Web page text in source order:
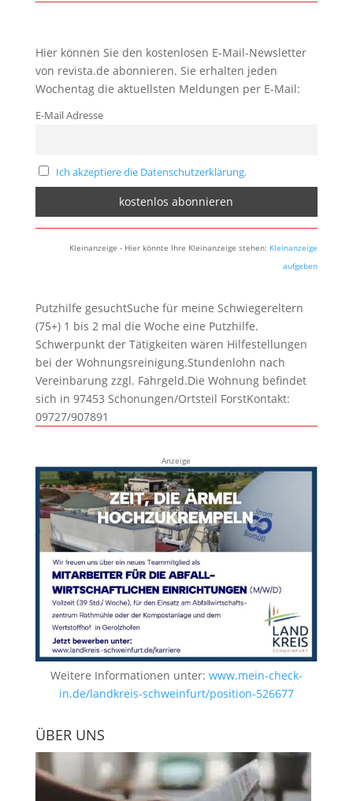
Hier können Sie den kostenlosen E-Mail-Newsletter
von revista.de abonnieren. Sie erhalten jeden
Wochentag die aktuellsten Meldungen per E-Mail:
E-Mail Adresse
Ich akzeptiere die Datenschutzerklärung.
Kleinanzeige - Hier könnte Ihre Kleinanzeige stehen: Kleinanzeige
aufgeben
Putzhilfe gesuchtSuche für meine Schwiegereltern
(75+) 1 bis 2 mal die Woche eine Putzhilfe.
Schwerpunkt der Tätigkeiten wären Hilfestellungen
bei der Wohnungsreinigung.Stundenlohn nach
Vereinbarung zzgl. Fahrgeld.Die Wohnung befindet
sich in 97453 Schonungen/Ortsteil ForstKontakt:
09727/907891
Anzeige
Weitere Informationen unter: www.mein-check-
in.de/landkreis-schweinfurt/position-526677
ÜBER UNS